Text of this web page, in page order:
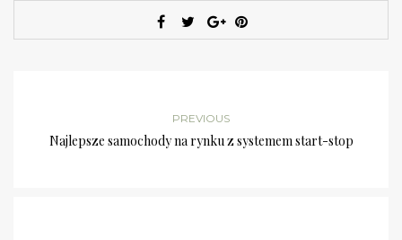
PREVIOUS
Najlepsze samochody na rynku z systemem start-stop